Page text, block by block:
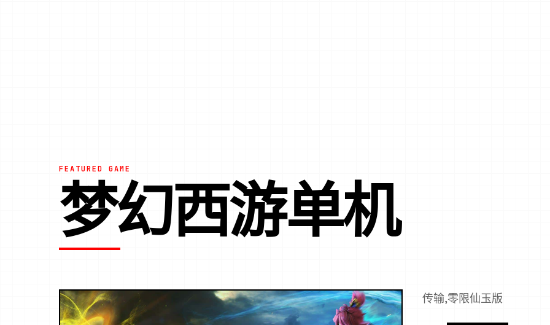
FEATURED GAME
梦幻西游单机
传输,零限仙玉版